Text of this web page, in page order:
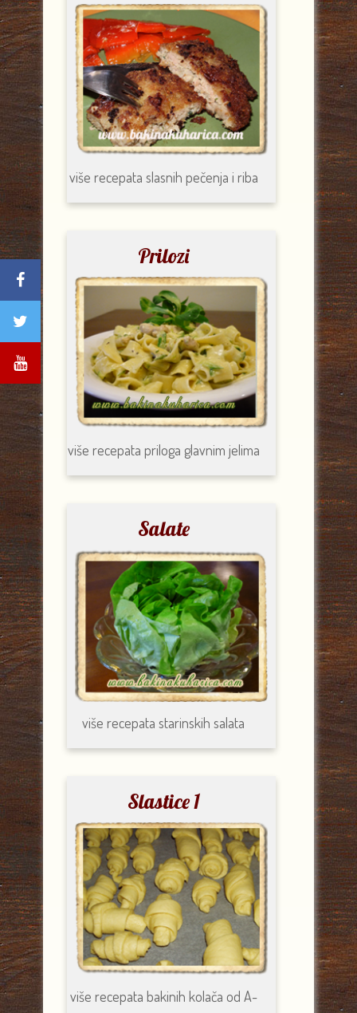
više recepata slasnih pečenja i riba
Prilozi
više recepata priloga glavnim jelima
Salate
više recepatastarinskih salata
Slastice 1
više recepata bakinih kolača od A-